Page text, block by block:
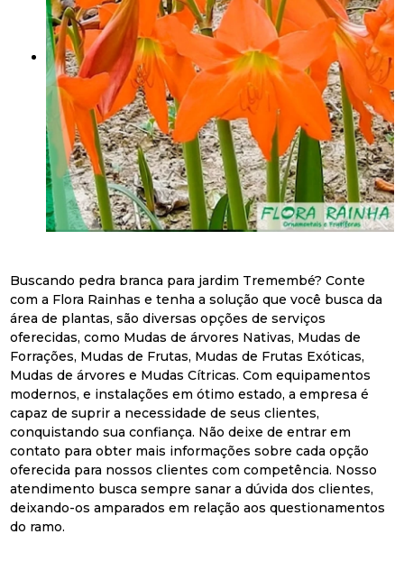
Buscando pedra branca para jardim Tremembé? Conte
com a Flora Rainhas e tenha a solução que você busca da
área de plantas, são diversas opções de serviços
oferecidas, como Mudas de árvores Nativas, Mudas de
Forrações, Mudas de Frutas, Mudas de Frutas Exóticas,
Mudas de árvores e Mudas Cítricas. Com equipamentos
modernos, e instalações em ótimo estado, a empresa é
capaz de suprir a necessidade de seus clientes,
conquistando sua confiança. Não deixe de entrar em
contato para obter mais informações sobre cada opção
oferecida para nossos clientes com competência. Nosso
atendimento busca sempre sanar a dúvida dos clientes,
deixando-os amparados em relação aos questionamentos
do ramo.